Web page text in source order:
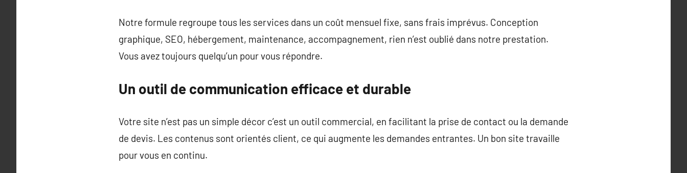
Notre formule regroupe tous les services dans un coût mensuel fixe, sans frais imprévus. Conception
graphique, SEO, hébergement, maintenance, accompagnement, rien n’est oublié dans notre prestation.
Vous avez toujours quelqu’un pour vous répondre.
Un outil de communication efficace et durable
Votre site n’est pas un simple décor c’est un outil commercial, en facilitant la prise de contact ou la demande
de devis. Les contenus sont orientés client, ce qui augmente les demandes entrantes. Un bon site travaille
pour vous en continu.